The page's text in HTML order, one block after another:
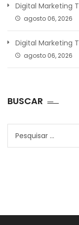
Digital Marketing
agosto 06, 2026
Digital Marketing
agosto 06, 2026
BUSCAR